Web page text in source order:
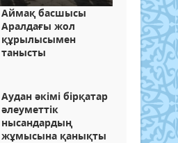
Аймақ басшысы
Аралдағы жол
құрылысымен
танысты
Аудан әкімі бірқатар
әлеуметтік
нысандардың
жұмысына қанықты